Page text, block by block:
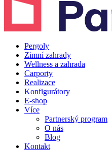
Pergoly
Zimní zahrady
Wellness a zahrada
Carporty
Realizace
Konfigurátory
E-shop
Více
Partnerský program
O nás
Blog
Kontakt